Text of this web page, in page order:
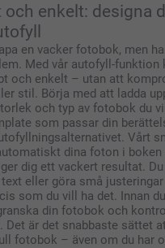
och enkelt: designa
en vacker fotobok, men
Med vår autofyll-funktion
och enkelt – utan att
stil. Börja med att ladda
och typ av fotobok du
som passar din
Vårt
dina foton i
dig ett vackert resultat. Du
eller göra små
som du vill ha det. Innan
din fotobok och
Det är det snabbaste sättet
fotobok – även om du har